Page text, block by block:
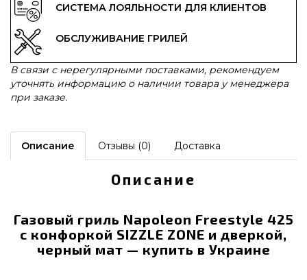
СИСТЕМА ЛОЯЛЬНОСТИ ДЛЯ КЛИЕНТОВ
ОБСЛУЖИВАНИЕ ГРИЛЕЙ
В связи с нерегулярными поставками, рекомендуем
уточнять информацию о наличии товара у менеджера
при заказе.
Описание Отзывы (0) Доставка
Описание
Газовый гриль Napoleon Freestyle 425
с конфоркой SIZZLE ZONE и дверкой,
черный мат — купить в Украине